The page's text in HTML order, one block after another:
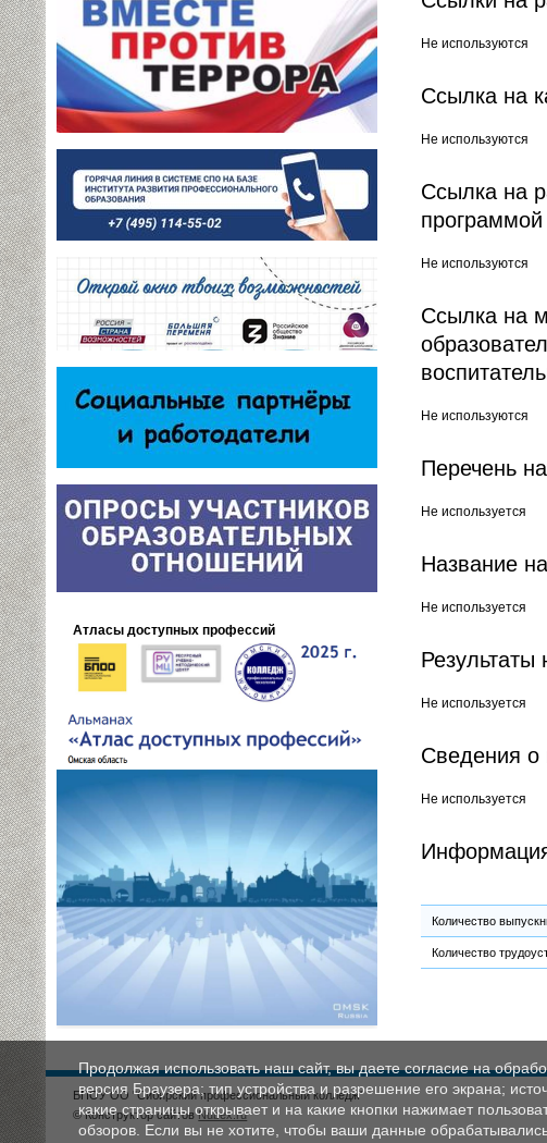
Атласы доступных профессий
Не используются
Ссылка на
Не используются
Ссылка на
программой
Не используются
Ссылка на
Не используются
Перечень
Не используется
Название
Не используется
Результаты
Не используется
Сведения о
Не используется
Количество
Количество
БПОУ ОО "Сибирский профессиональный колледж"
© Конструктор сайтовNubex.ru
Продолжая использовать наш сайт, вы даете согласие на
версия Браузера; тип устройства и разрешение его экрана;
какие страницы открывает и на какие кнопки нажимает
обзоров. Если вы не хотите, чтобы ваши данные